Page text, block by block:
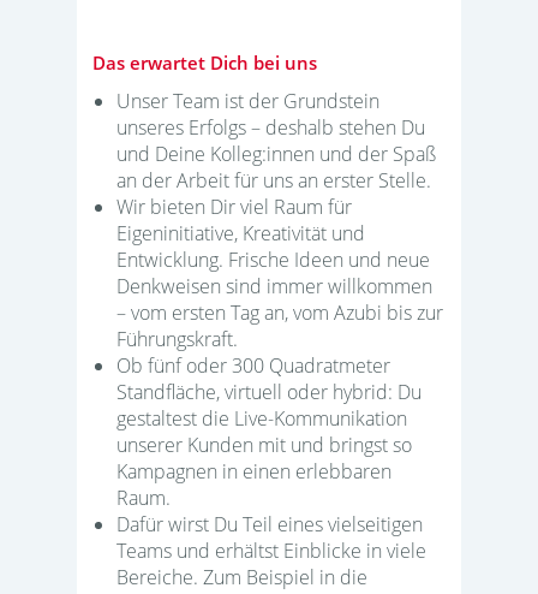
Das erwartet Dich bei uns
Unser Team ist der Grundstein
unseres Erfolgs – deshalb stehen Du
und Deine Kolleg:innen und der Spaß
an der Arbeit für uns an erster Stelle.
Wir bieten Dir viel Raum für
Eigeninitiative, Kreativität und
Entwicklung. Frische Ideen und neue
Denkweisen sind immer willkommen
– vom ersten Tag an, vom Azubi bis zur
Führungskraft.
Ob fünf oder 300 Quadratmeter
Standfläche, virtuell oder hybrid: Du
gestaltest die Live-Kommunikation
unserer Kunden mit und bringst so
Kampagnen in einen erlebbaren
Raum.
Dafür wirst Du Teil eines vielseitigen
Teams und erhältst Einblicke in viele
Bereiche. Zum Beispiel in die